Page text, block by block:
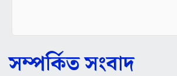
সম্পর্কিত সংবাদ